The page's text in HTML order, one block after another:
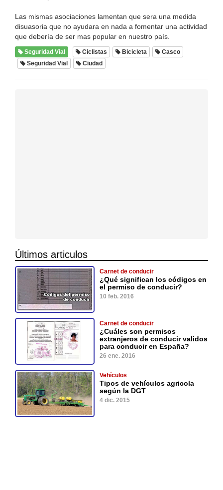
Las mismas asociaciones lamentan que sera una medida
disuasoria que no ayudara en nada a fomentar una actividad
que debería de ser mas popular en nuestro país.
Seguridad Vial Ciclistas Bicicleta
Casco
Seguridad Vial
Ciudad
Últimos articulos
Carnet de conducir
¿Qué significan los códigos en
el permiso de conducir?
10 feb. 2016
Carnet de conducir
¿Cuáles son permisos
extranjeros de conducir validos
para conducir en España?
26 ene. 2016
Vehículos
Tipos de vehículos agricola
según la DGT
4 dic. 2015